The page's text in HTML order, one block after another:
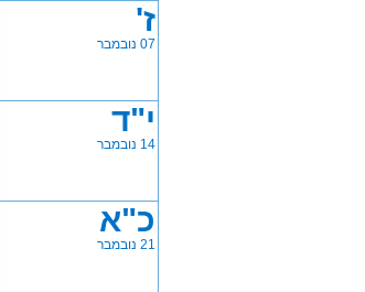
ז'
07 נובמבר
י"ד
14 נובמבר
כ"א
21 נובמבר